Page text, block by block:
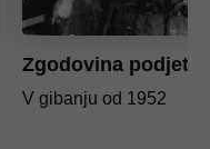
Zgodovina podjetja
V gibanju od 1952